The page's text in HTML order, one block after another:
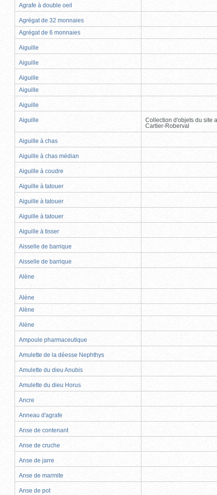
Agrafe à double oeil
Agrégat de 32 monnaies
Agrégat de 6 monnaies
Aiguille
Aiguille
Aiguille
Aiguille
Aiguille
Aiguille
Collection d'objets du site
Cartier-Roberval
Aiguille à chas
Aiguille à chas médian
Aiguille à coudre
Aiguille à tatouer
Aiguille à tatouer
Aiguille à tatouer
Aiguille à tisser
Aisselle de barrique
Aisselle de barrique
Alène
Alène
Alène
Alène
Ampoule pharmaceutique
Amulette de la déesse Nephthys
Amulette du dieu Anubis
Amulette du dieu Horus
Ancre
Anneau d'agrafe
Anse de contenant
Anse de cruche
Anse de jarre
Anse de marmite
Anse de pot